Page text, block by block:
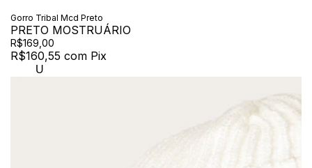
Gorro Tribal Mcd Preto
PRETO MOSTRUÁRIO
R$169,00
R$160,55 com Pix
U